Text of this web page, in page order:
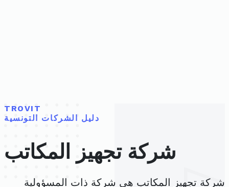
TROVIT
دليل الشركات التونسية
شركة تجهيز المكاتب
شركة تجهيز المكاتب هي شركة ذات المسؤولية